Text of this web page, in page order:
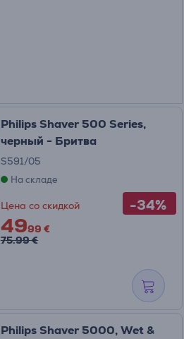
-34%
Philips Shaver 500 Series,
черный - Бритва
S591/05
На складе
Цена со скидкой
4999 €
75.99 €
Philips Shaver 5000, Wet &